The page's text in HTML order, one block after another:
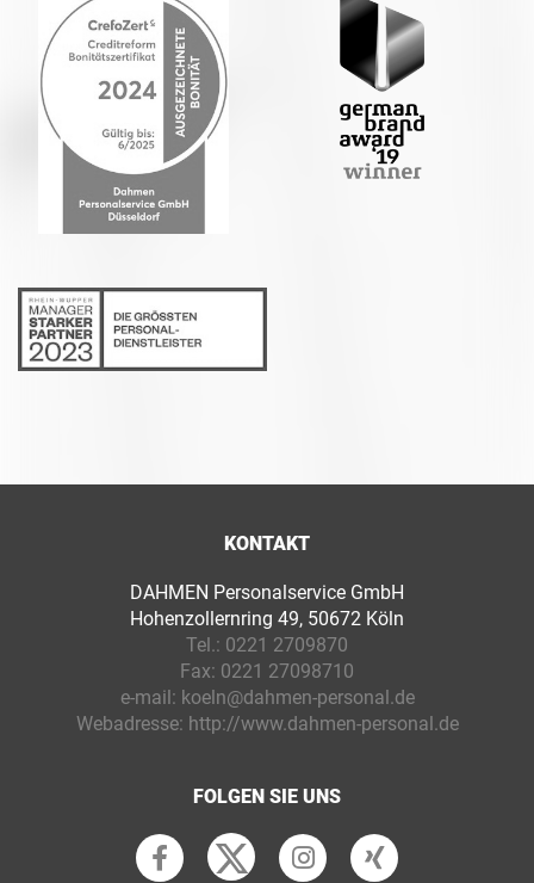
KONTAKT
DAHMEN Personalservice GmbH
Hohenzollernring 49, 50672 Köln
Tel.: 0221 2709870
Fax: 0221 27098710
e-mail: koeln@dahmen-personal.de
Webadresse: http://www.dahmen-personal.de
FOLGEN SIE UNS